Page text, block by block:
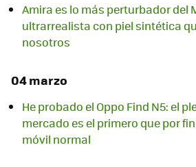
Amira es lo más perturbador del
ultrarrealista con piel sintética
nosotros
04 marzo
He probado el Oppo Find N5: el
mercado es el primero que por
móvil normal